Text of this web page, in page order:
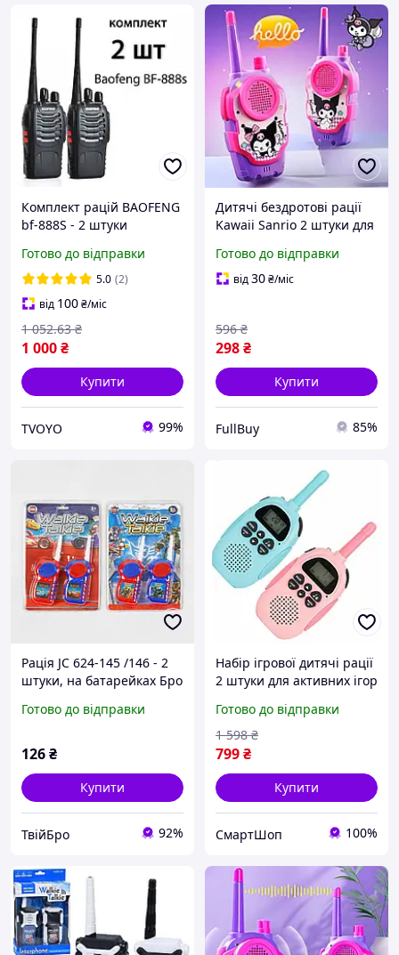
Комплект рацій BAOFENG
bf-888S - 2 штуки
Готово до відправки
5.0 (2)
від 100₴/міс
1 000₴
1 052.63 ₴
Купити
TVOYO 99%
Дитячі бездротові рації
Kawaii Sanrio 2 штуки для
до 300 м діапазон зв'язку
з ліхтариком та
Готово до відправки
від30₴/міс
298₴
596 ₴
Купити
FullBuy 85%
Рація JC 624-145 /146 - 2
штуки, на батарейках Бро
Готово до відправки
126₴
Купити
ТвійБро 92%
Набір ігрової дитячі рації
2 штуки для активних ігор
Дитяча рація для
різноманітності безлічі
ігор
Готово до відправки
799₴
1 598 ₴
Купити
СмартШоп 100%